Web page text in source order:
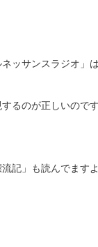
ッサンスラジオ」
るのが正しいので
記」も読んでますよ